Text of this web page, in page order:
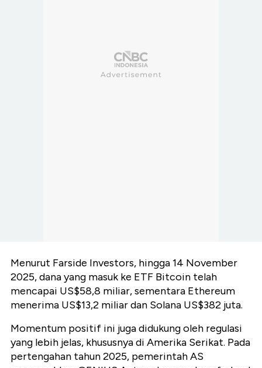
Menurut Farside Investors, hingga 14 November
2025, dana yang masuk ke ETF Bitcoin telah
mencapai US$58,8 miliar, sementara Ethereum
menerima US$13,2 miliar dan Solana US$382 juta.
Momentum positif ini juga didukung oleh regulasi
yang lebih jelas, khususnya di Amerika Serikat. Pada
pertengahan tahun 2025, pemerintah AS